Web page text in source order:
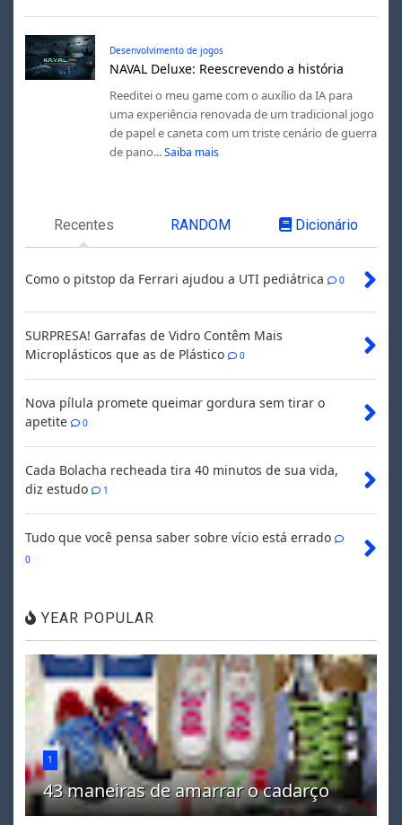
Desenvolvimento de jogos
NAVAL Deluxe: Reescrevendo a história
Reeditei o meu game com o auxílio da IA para
uma experiência renovada de um tradicional jogo
de papel e caneta com um triste cenário de guerra
de pano... Saiba mais
Recentes RANDOM Dicionário
Como o pitstop da Ferrari ajudou a UTI pediátrica 0
SURPRESA! Garrafas de Vidro Contêm Mais
Microplásticos que as de Plástico
0
Nova pílula promete queimar gordura sem tirar o
apetite
0
Cada Bolacha recheada tira 40 minutos de sua vida,
diz estudo
1
Tudo que você pensa saber sobre vício está errado
0
YEAR POPULAR
1
43 maneiras de amarrar o cadarço